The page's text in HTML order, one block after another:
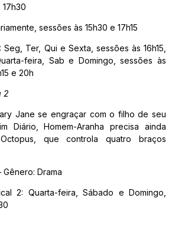
17h30
sessões às 15h30 e 17h15
Ter, Qui e Sexta, sessões às 16h15,
feira, Sab e Domingo, sessões às
e 20h
2
Jane se engraçar com o filho de seu
Diário, Homem-Aranha precisa ainda
que controla quatro braços
Gênero: Drama
2: Quarta-feira, Sábado e Domingo,